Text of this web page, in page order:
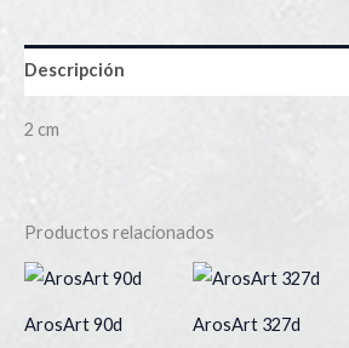
Descripción
2 cm
Productos relacionados
ArosArt 90d ArosArt 327d